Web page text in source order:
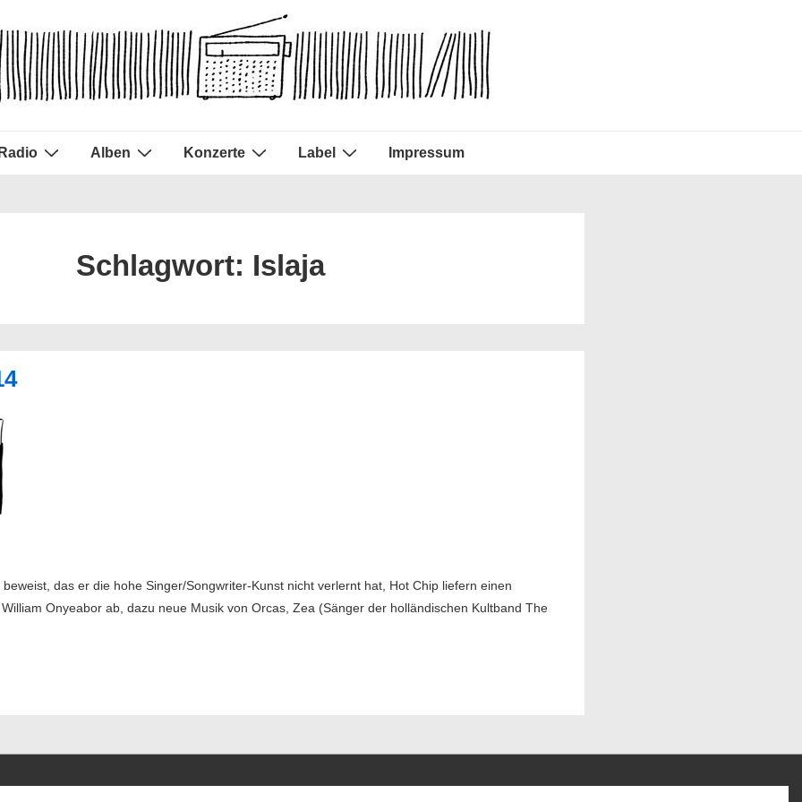
Radio Alben Konzerte Label Impressum
Schlagwort: Islaja
das er die hohe Singer/Songwriter-Kunst nicht verlernt hat, Hot Chip liefern einen
Onyeabor ab, dazu neue Musik von Orcas, Zea (Sänger der holländischen Kultband The